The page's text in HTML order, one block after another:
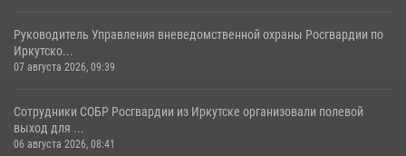
Руководитель Управления вневедомственной охраны Росгвардии по
Иркутско...
07 августа 2026, 09:39
Сотрудники СОБР Росгвардии из Иркутске организовали полевой
выход для ...
06 августа 2026, 08:41